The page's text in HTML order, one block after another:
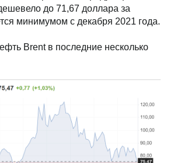
аналогий с 2008 годом
За неделю нефть марки
статьи. При этом в среду
дешевело до 71,67
Brent в последние